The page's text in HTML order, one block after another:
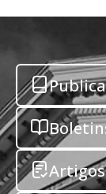
Artigos